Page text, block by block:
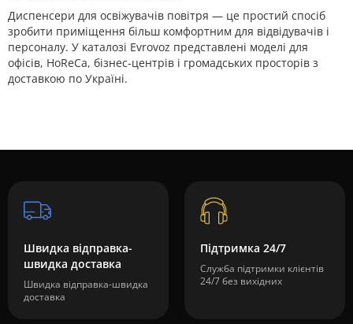
Диспенсери для освіжувачів повітря — це простий спосіб
зробити приміщення більш комфортним для відвідувачів і
персоналу. У каталозі Evrovoz представлені моделі для
офісів, HoReCa, бізнес-центрів і громадських просторів з
доставкою по Україні.
Швидка відправка-
швидка доставка
Швидка відправка-швидка
доставка
Підтримка 24/7
Служба підтримки клієнтів
24/7 без вихідних